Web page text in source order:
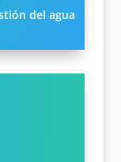
del agua